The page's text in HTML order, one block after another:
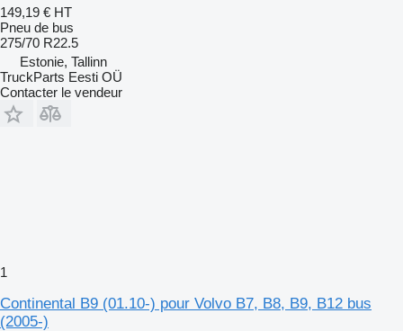
149,19 € HT
Pneu de bus
275/70 R22.5
Estonie, Tallinn
TruckParts Eesti OÜ
Contacter le vendeur
1
Continental B9 (01.10-) pour Volvo B7, B8, B9, B12 bus
(2005-)